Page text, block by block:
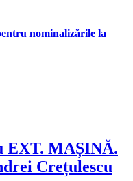
nominalizările la
EXT. MAȘINĂ.
Crețulescu